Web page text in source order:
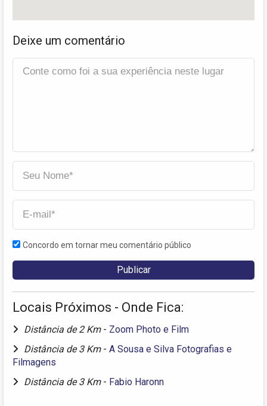
Deixe um comentário
Concordo em tornar meu comentário público
Locais Próximos - Onde Fica:
Distância de 2 Km - Zoom Photo e Film
Distância de 3 Km - A Sousa e Silva Fotografias e
Filmagens
Distância de 3 Km - Fabio Haronn